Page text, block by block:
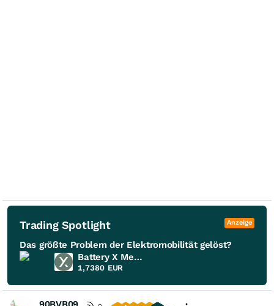
Trading Spotlight Anzeige
Das größte Problem der Elektromobilität gelöst?
Battery X Metals
1,7380 EUR